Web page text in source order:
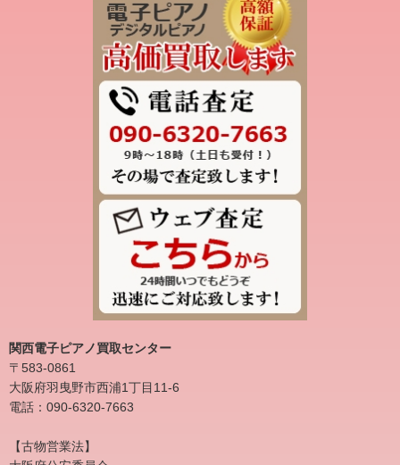
関西電子ピアノ買取センター
〒583-0861
大阪府羽曳野市西浦1丁目11-6
電話：090-6320-7663
【古物営業法】